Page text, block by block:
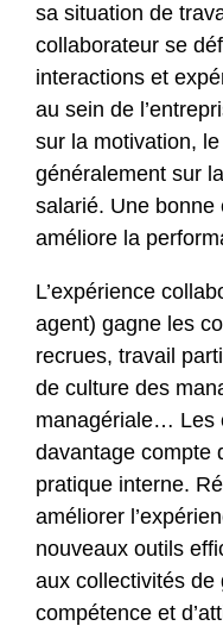
sa situation de
collaborateur se
interactions et
au sein de
sur la motivation,
généralement sur
salarié. Une bonne
améliore la
L’expérience
agent) gagne les
recrues, travail
de culture des
managériale… Les
davantage compte
pratique interne.
améliorer
nouveaux outils
aux collectivités de
compétence et